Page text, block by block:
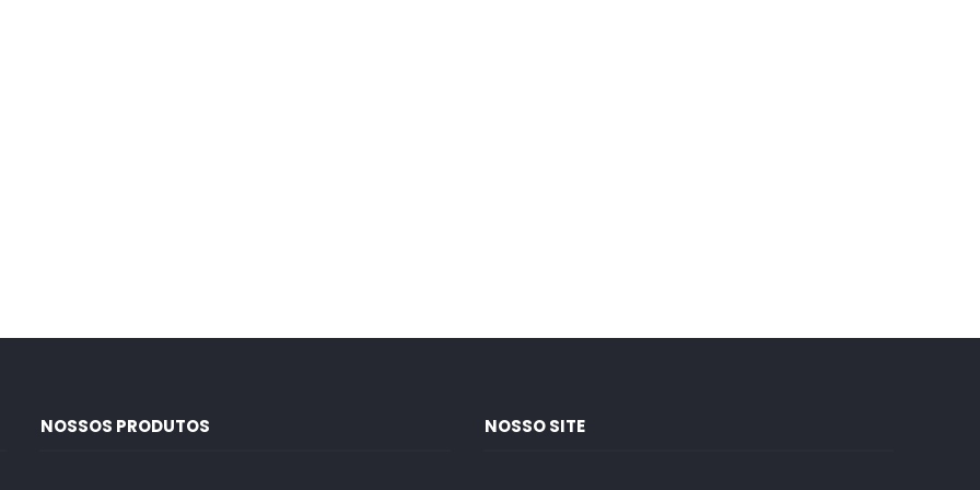
NOSSOS PRODUTOS NOSSO SITE